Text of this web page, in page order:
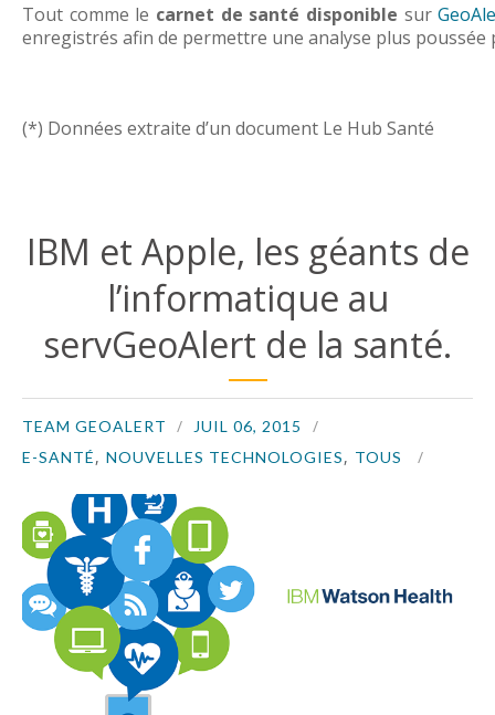
Tout comme le carnet de santé disponible sur
enregistrés afin de permettre une analyse plus poussée
(*) Données extraite d’un document Le Hub Santé
IBM et Apple, les géants de
l’informatique au
servGeoAlert de la santé.
TEAM GEOALERT
JUIL 06, 2015
E-SANTÉ, NOUVELLES TECHNOLOGIES, TOUS